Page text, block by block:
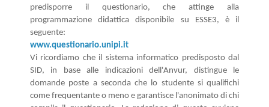
predisporre il questionario, che attinge alla
programmazione didattica disponibile su ESSE3, è il
seguente:
www.questionario.unipi.it
Vi ricordiamo che il sistema informatico predisposto dal
SID, in base alle indicazioni dell'Anvur, distingue le
domande poste a seconda che lo studente si qualifichi
come frequentante o meno e garantisce l'anonimato di chi